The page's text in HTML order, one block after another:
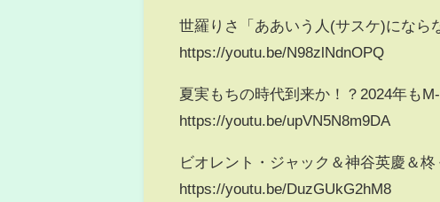
世羅りさ「ああいう人(サスケ)になら
https://youtu.be/N98zlNdnOPQ
夏実もちの時代到来か！？2024年も
https://youtu.be/upVN5N8m9DA
ビオレント・ジャック＆神谷英慶＆
https://youtu.be/DuzGUkG2hM8